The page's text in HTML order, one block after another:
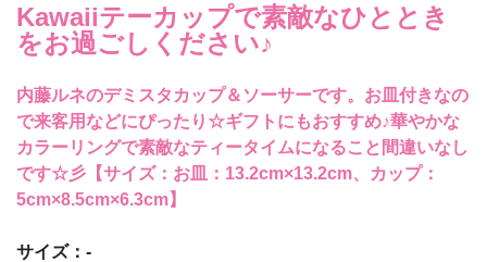
Kawaiiテーカップで素敵なひととき
をお過ごしください♪
内藤ルネのデミスタカップ＆ソーサーです。お皿付きなの
で来客用などにぴったり☆ギフトにもおすすめ♪華やかな
カラーリングで素敵なティータイムになること間違いなし
です☆彡【サイズ：お皿：13.2cm×13.2cm、カップ：
5cm×8.5cm×6.3cm】
サイズ：-